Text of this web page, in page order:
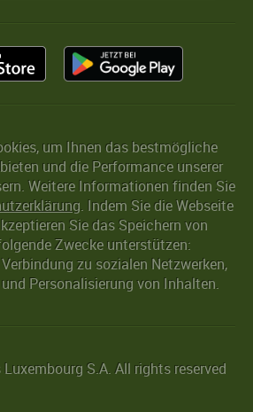
um Ihnen das bestmögliche
und die Performance unserer
Weitere Informationen finden Sie
. Indem Sie die Webseite
Sie das Speichern von
Zwecke unterstützen:
zu sozialen Netzwerken,
Personalisierung von Inhalten.
S.A. All rights reserved